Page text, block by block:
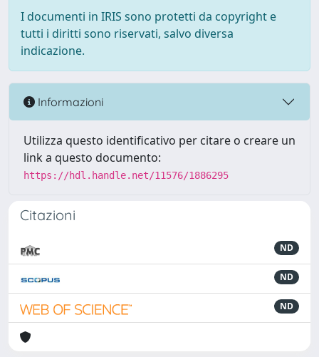
I documenti in IRIS sono protetti da copyright e
tutti i diritti sono riservati, salvo diversa
indicazione.
Informazioni
Utilizza questo identificativo per citare o creare un
link a questo documento:
https://hdl.handle.net/11576/1886295
Citazioni
ND
ND
ND